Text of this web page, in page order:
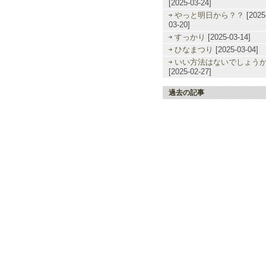
[2025-03-24]
やっと明日から？？
03-20]
すっかり [2025-03-14]
ひなまつり [2025-03-04]
いい方法はないでしょう
[2025-02-27]
過去の記事